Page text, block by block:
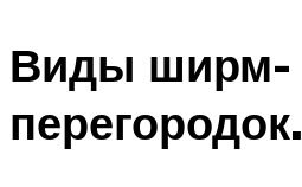
Виды ширм-
перегородок.